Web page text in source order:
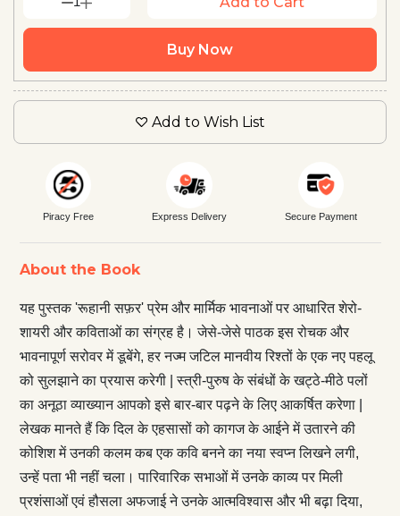
Buy Now
Add to Wish List
Piracy Free Express Delivery Secure Payment
About the Book
यह पुस्तक 'रूहानी सफ़र' प्रेम और मार्मिक भावनाओं पर आधारित शेरो-
शायरी और कविताओं का संग्रह है। जेसे-जेसे पाठक इस रोचक और
भावनापूर्ण सरोवर में डूबेंगे, हर नज्म जटिल मानवीय रिश्तों के एक नए पहलू
को सुलझाने का प्रयास करेगी | स्त्री-पुरुष के संबंधों के खट्ठे-मीठे पलों
का अनूठा व्याख्यान आपको इसे बार-बार पढ़ने के लिए आकर्षित करेणा |
लेखक मानते हैं कि दिल के एहसासों को कागज के आईने में उतारने की
कोशिश में उनकी कलम कब एक कवि बनने का नया स्वप्न लिखने लगी,
उन्हें पता भी नहीं चला। पारिवारिक सभाओं में उनके काव्य पर मिली
प्रशंसाओं एवं हौसला अफजाई ने उनके आत्मविश्वास और भी बढ़ा दिया,